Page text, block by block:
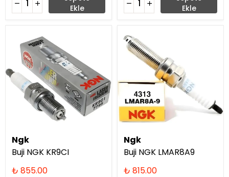
Ekle
Ekle
Ngk
Buji NGK KR9CI
₺ 855.00
Ngk
Buji NGK LMAR8A9
₺ 815.00